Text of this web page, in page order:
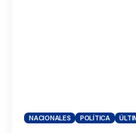
NACIONALES POLÍTICA